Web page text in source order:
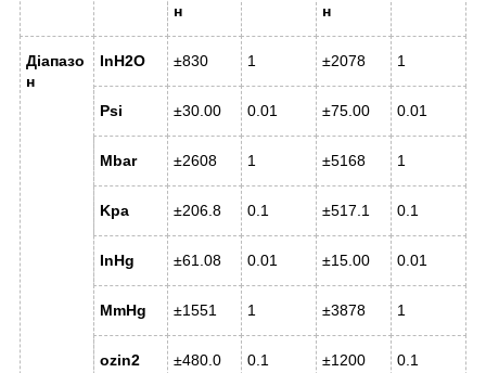
н
н
Діапазо
н
InH2O ±830 1 ±2078 1
Psi ±30.00 0.01 ±75.00 0.01
Mbar ±2608 1 ±5168 1
Kpa ±206.8 0.1 ±517.1 0.1
InHg ±61.08 0.01 ±15.00 0.01
MmHg ±1551 1 ±3878 1
ozin2 ±480.0 0.1 ±1200 0.1